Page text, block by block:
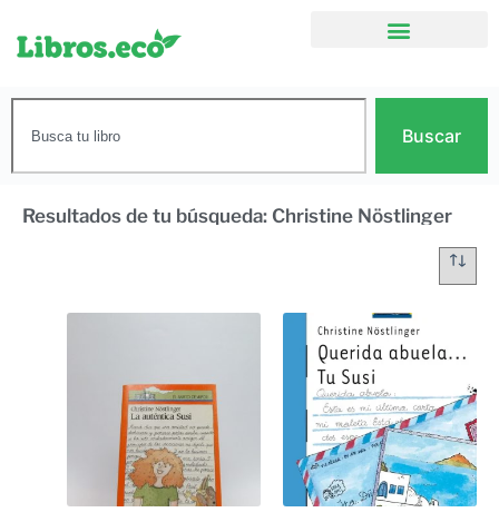
Buscar
Resultados de tu búsqueda: Christine Nöstlinger